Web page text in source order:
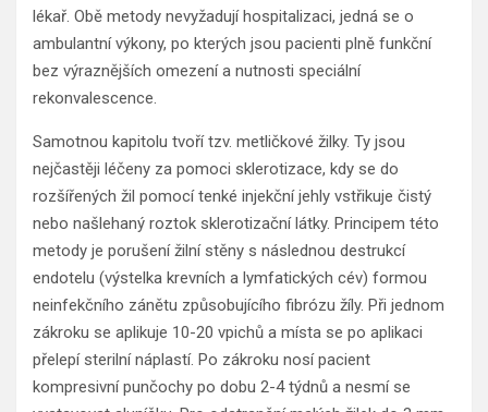
lékař. Obě metody nevyžadují hospitalizaci, jedná se o
ambulantní výkony, po kterých jsou pacienti plně funkční
bez výraznějších omezení a nutnosti speciální
rekonvalescence.
Samotnou kapitolu tvoří tzv. metličkové žilky. Ty jsou
nejčastěji léčeny za pomoci sklerotizace, kdy se do
rozšířených žil pomocí tenké injekční jehly vstřikuje čistý
nebo našlehaný roztok sklerotizační látky. Principem této
metody je porušení žilní stěny s následnou destrukcí
endotelu (výstelka krevních a lymfatických cév) formou
neinfekčního zánětu způsobujícího fibrózu žíly. Při jednom
zákroku se aplikuje 10-20 vpichů a místa se po aplikaci
přelepí sterilní náplastí. Po zákroku nosí pacient
kompresivní punčochy po dobu 2-4 týdnů a nesmí se